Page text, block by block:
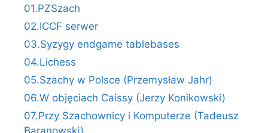
01.PZSzach
02.ICCF serwer
03.Syzygy endgame tablebases
04.Lichess
05.Szachy w Polsce (Przemysław Jahr)
06.W objęciach Caissy (Jerzy Konikowski)
07.Przy Szachownicy i Komputerze (Tadeusz